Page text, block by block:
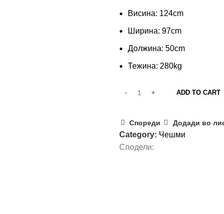
Висина: 124cm
Ширина: 97cm
Должина: 50cm
Тежина: 280kg
ADD TO CART
Спореди Додади во
Category: Чешми
Сподели: